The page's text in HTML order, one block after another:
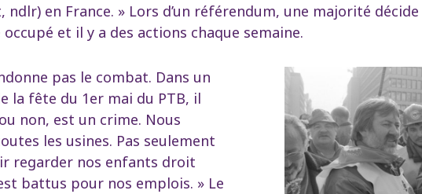
ndlr) en France. » Lors d’un référendum, une majorité
et il y a des actions chaque semaine.
pas le combat. Dans un
la fête du 1er mai du PTB, il
non, est un crime. Nous
les usines. Pas seulement
regarder nos enfants droit
battus pour nos emplois. » Le